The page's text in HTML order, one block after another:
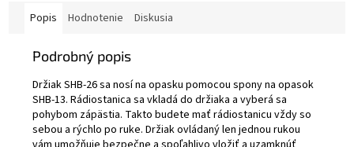
U+U/ V+U/ U+V), Bluetooth,
zobrazenie, rôzne možnosti
skenovania, monitorovanie 79
frekvencií okolo VFO, AMS,
DG-ID, inteligentná
navigácia, WiRES-X, 66
kanálový
Popis Hodnotenie Diskusia
Podrobný popis
Držiak SHB-26 sa nosí na opasku pomocou spony na opasok
SHB-13. Rádiostanica sa vkladá do držiaka a vyberá sa
pohybom zápästia. Takto budete mať rádiostanicu vždy so
sebou a rýchlo po ruke. Držiak ovládaný len jednou rukou